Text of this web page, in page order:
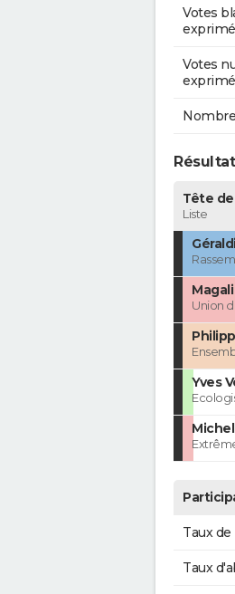
Votes
Votes
Tête
Liste
Union
Yves
Taux
Taux